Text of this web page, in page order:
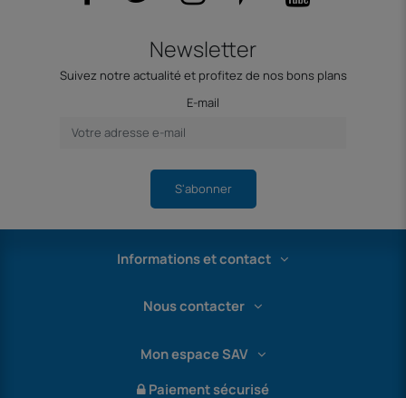
Newsletter
Suivez notre actualité et profitez de nos bons plans
E-mail
S'abonner
Informations et contact
Nous contacter
Mon espace SAV
Paiement sécurisé